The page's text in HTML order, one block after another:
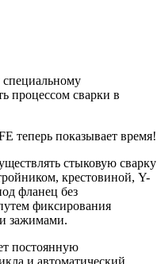
процессом сварки в
теперь показывает время!
стыковую сварку
крестовиной, Y-
фланец без
фиксирования
зажимами.
постоянную
и автоматический